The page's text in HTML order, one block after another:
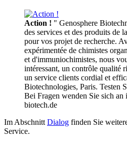
Action ! " Genosphere
des services et des produits de
pour vos projet de recherche.
expérimentée de chimistes
et d'immuniochimistes, nous
intéressant, un contrôle qualité
un service clients cordial et
Biotechnologies, Paris. Testen
Bei Fragen wenden Sie sich an
biotech.de
Im Abschnitt Dialog finden Sie
Service.